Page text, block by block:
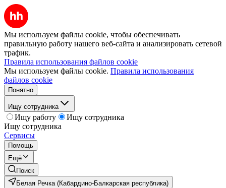
Мы используем файлы cookie, чтобы обеспечивать
правильную работу нашего веб-сайта и анализировать сетевой
трафик.
Правила использования файлов cookie
Мы используем файлы cookie. Правила использования
файлов cookie
Понятно
Ищу сотрудника
Ищу работу
Ищу сотрудника
Ищу сотрудника
Сервисы
Помощь
Ещё
Поиск
Белая Речка (Кабардино-Балкарская республика)